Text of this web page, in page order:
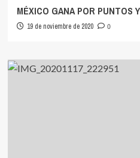
MÉXICO GANA POR PUNTOS
19 de noviembre de 2020 0